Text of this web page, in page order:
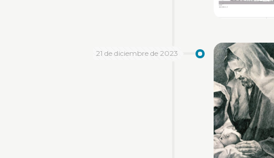
21 de diciembre de 2023